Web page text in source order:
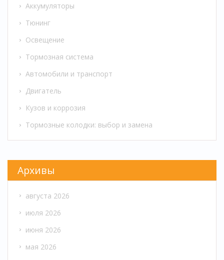
Аккумуляторы
Тюнинг
Освещение
Тормозная система
Автомобили и транспорт
Двигатель
Кузов и коррозия
Тормозные колодки: выбор и замена
Архивы
августа 2026
июля 2026
июня 2026
мая 2026